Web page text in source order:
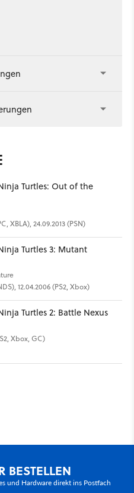
Turtles: Out of the
XBLA), 24.09.2013 (PSN)
Turtles 3: Mutant
12.04.2006 (PS2, Xbox)
Turtles 2: Battle Nexus
Xbox, GC)
BESTELLEN
und Hardware direkt ins Postfach